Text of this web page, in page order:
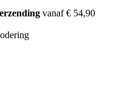
vanaf € 54,90